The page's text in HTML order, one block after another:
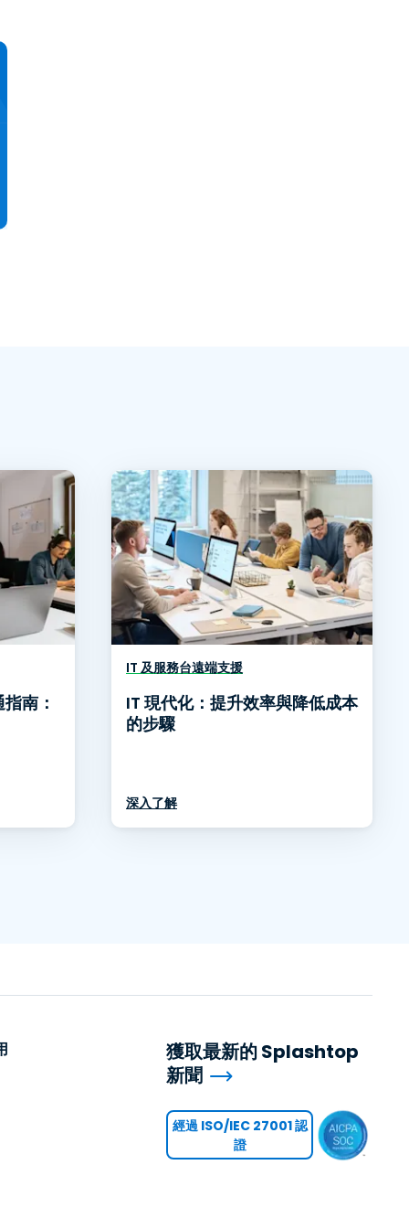
南：
IT 及服務台遠端支援
IT 現代化：提升效率與降低成本
的步驟
深入了解
獲取最新的 Splashtop
新聞
經過 ISO/IEC 27001 認
證